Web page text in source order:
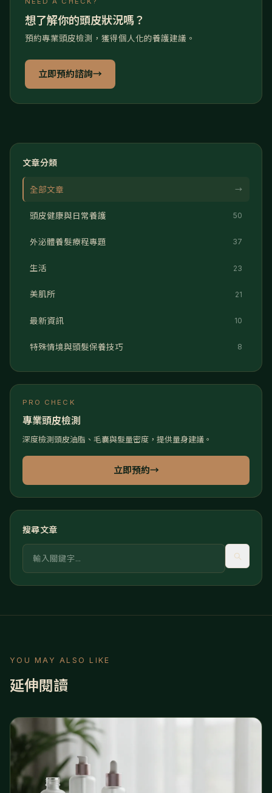
想了解你的頭皮狀況嗎？
預約專業頭皮檢測，獲得個人化的養護建議。
立即預約諮詢→
文章分類
全部文章 →
頭皮健康與日常養護 50
外泌體養髮療程專題 37
生活 23
美肌所 21
最新資訊 10
特殊情境與頭髮保養技巧 8
PRO CHECK
專業頭皮檢測
深度檢測頭皮油脂、毛囊與髮量密度，提供量身建議。
立即預約→
搜尋文章
關鍵字
YOU MAY ALSO LIKE
延伸閱讀